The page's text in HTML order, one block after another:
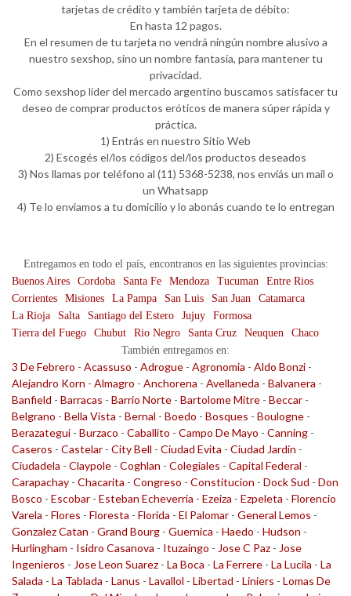
tarjetas de crédito y también tarjeta de débito:
En hasta 12 pagos.
En el resumen de tu tarjeta no vendrá ningún nombre alusivo a
nuestro sexshop, sino un nombre fantasía, para mantener tu
privacidad.
Como sexshop líder del mercado argentino buscamos satisfacer tu
deseo de comprar productos eróticos de manera súper rápida y
práctica.
1) Entrás en nuestro Sitio Web
2) Escogés el/los códigos del/los productos deseados
3) Nos llamas por teléfono al (11) 5368-5238, nos enviás un mail o
un Whatsapp
4) Te lo enviamos a tu domicilio y lo abonás cuando te lo entregan
Entregamos en todo el país, encontranos en las siguientes provincias:
Buenos Aires
Cordoba Santa Fe Mendoza Tucuman
Entre Rios
Corrientes
Misiones La Pampa San Luis San Juan
Catamarca
La Rioja
Salta Santiago del Estero Jujuy
Formosa
Tierra del Fuego
Chubut Rio Negro Santa Cruz Neuquen
Chaco
También entregamos en:
3 De Febrero - Acassuso - Adrogue - Agronomia - Aldo Bonzi -
Alejandro Korn - Almagro - Anchorena - Avellaneda - Balvanera -
Banfield - Barracas - Barrio Norte - Bartolome Mitre - Beccar -
Belgrano - Bella Vista - Bernal - Boedo - Bosques - Boulogne -
Berazategui - Burzaco - Caballito - Campo De Mayo - Canning -
Caseros - Castelar - City Bell - Ciudad Evita - Ciudad Jardin -
Ciudadela - Claypole - Coghlan - Colegiales - Capital Federal -
Carapachay - Chacarita - Congreso - Constitucion - Dock Sud - Don
Bosco - Escobar - Esteban Echeverria - Ezeiza - Ezpeleta - Florencio
Varela - Flores - Floresta - Florida - El Palomar - General Lemos -
Gonzalez Catan - Grand Bourg - Guernica - Haedo - Hudson -
Hurlingham - Isidro Casanova - Ituzaingo - Jose C Paz - Jose
Ingenieros - Jose Leon Suarez - La Boca - La Ferrere - La Lucila - La
Salada - La Tablada - Lanus - Lavallol - Libertad - Liniers - Lomas De